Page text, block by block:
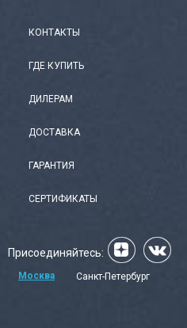
КОНТАКТЫ
ГДЕ КУПИТЬ
ДИЛЕРАМ
ДОСТАВКА
ГАРАНТИЯ
СЕРТИФИКАТЫ
Присоединяйтесь:
Москва Санкт-Петербург